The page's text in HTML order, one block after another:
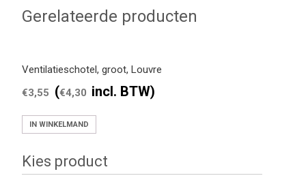
Gerelateerde producten
Ventilatieschotel, groot, Louvre
€3,55 (€4,30 incl. BTW)
IN WINKELMAND
Kies product